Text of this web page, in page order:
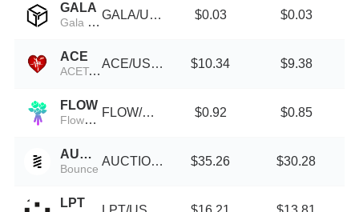
GALA
Gala (Wormhole)
GALA/USDT $0.03 $0.03
ACE
ACEToken
ACE/USDT $10.34 $9.38
FLOW
Flower Solana
FLOW/USDT $0.92 $0.85
AUCTION
Bounce
AUCTION/USDT $35.26 $30.28
LPT